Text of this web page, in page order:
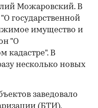
Можаровский. В
"О государственной
имущество и
"О
кадастре". В
несколько новых
заведовало
(БТИ),